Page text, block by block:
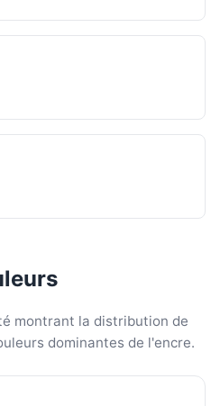
montrant la distribution de
dominantes de l'encre.